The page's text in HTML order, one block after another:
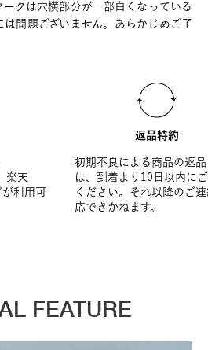
クは穴横部分が一部白くなっている
問題ございません。あらかじめご了
楽天
利用可
返品特約
初期不良による商品の返
は、到着より10日以内に
ください。それ以降のご
応できかねます。
FEATURE